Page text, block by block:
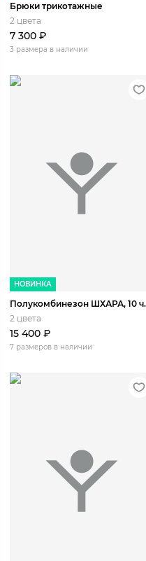
Брюки трикотажные
2 цвета
7 300 ₽
3 размера в наличии
НОВИНКА
2 цвета
15 400 ₽
7 размеров в наличии